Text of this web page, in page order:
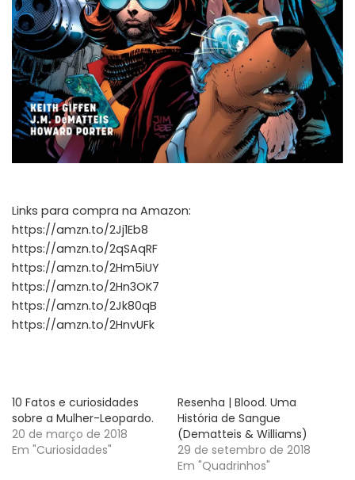
Links para compra na Amazon:
https://amzn.to/2Jj1Eb8
https://amzn.to/2qSAqRF
https://amzn.to/2Hm5iUY
https://amzn.to/2Hn3OK7
https://amzn.to/2Jk80qB
https://amzn.to/2HnvUFk
10 Fatos e curiosidades
sobre a Mulher-Leopardo.
20 de março de 2018
Em "Curiosidades"
Resenha | Blood. Uma
História de Sangue
(Dematteis & Williams)
29 de setembro de 2018
Em "Quadrinhos"